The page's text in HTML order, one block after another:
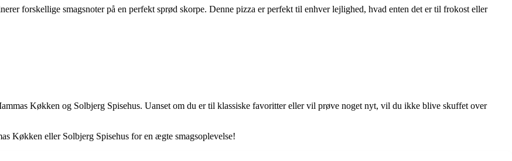
forskellige smagsnoter på en perfekt sprød skorpe. Denne pizza er perfekt til enhver lejlighed, hvad enten det er til frokost eller
Køkken og Solbjerg Spisehus. Uanset om du er til klassiske favoritter eller vil prøve noget nyt, vil du ikke blive skuffet over
Køkken eller Solbjerg Spisehus for en ægte smagsoplevelse!